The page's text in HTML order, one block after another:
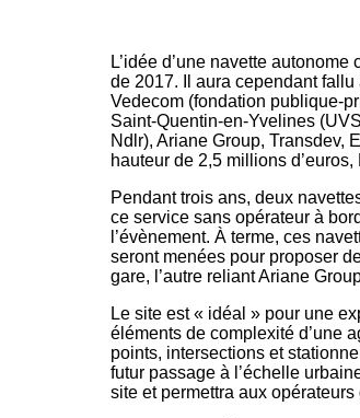
L’idée d’une navette
de 2017. Il aura cependant
Vedecom (fondation publique-
Saint-Quentin-en-Yvelines
Ndlr), Ariane Group, Transdev,
hauteur de 2,5 millions
Pendant trois ans, deux
ce service sans opérateur à
l’évènement. À terme, ces
seront menées pour proposer
gare, l’autre reliant Ariane
Le site est « idéal » pour une
éléments de complexité d’une
points, intersections et
futur passage à l’échelle
site et permettra aux